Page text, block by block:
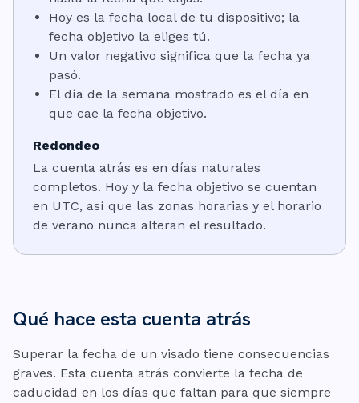
Hoy es la fecha local de tu dispositivo; la
fecha objetivo la eliges tú.
Un valor negativo significa que la fecha ya
pasó.
El día de la semana mostrado es el día en
que cae la fecha objetivo.
Redondeo
La cuenta atrás es en días naturales
completos. Hoy y la fecha objetivo se cuentan
en UTC, así que las zonas horarias y el horario
de verano nunca alteran el resultado.
Qué hace esta cuenta atrás
Superar la fecha de un visado tiene consecuencias
graves. Esta cuenta atrás convierte la fecha de
caducidad en los días que faltan para que siempre